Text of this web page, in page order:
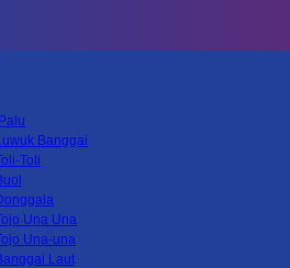
Banggai
Toli
Una Una
Una-una
Laut